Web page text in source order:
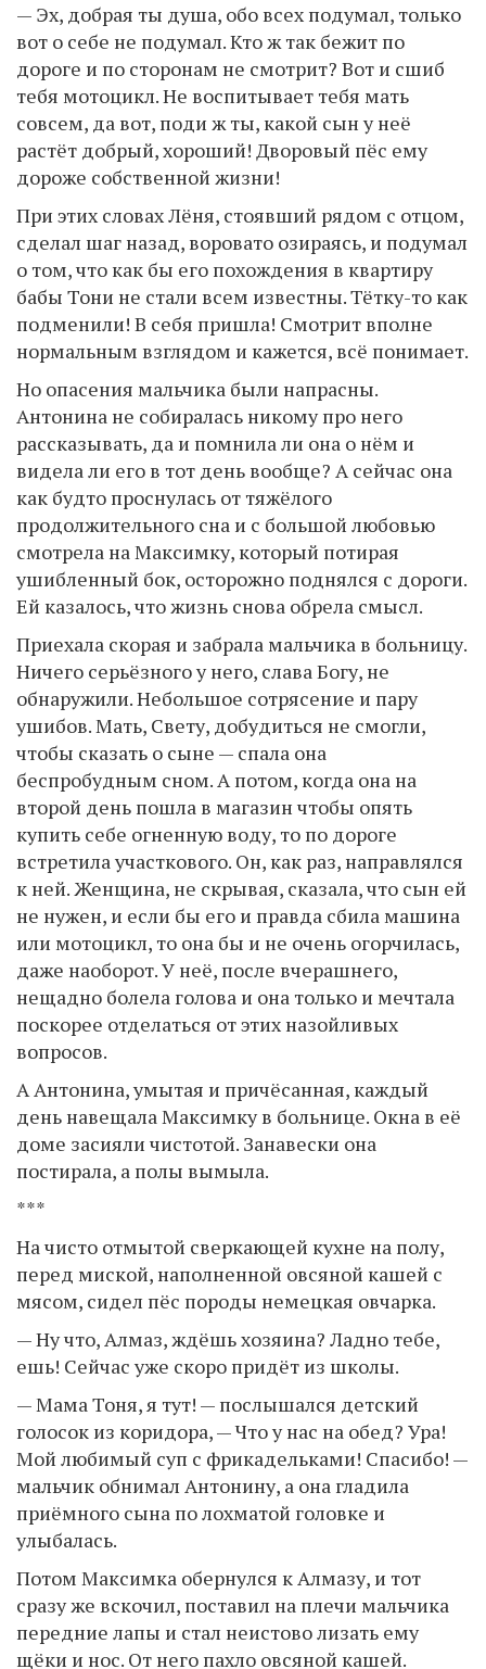
— Эх, добрая ты душа, обо всех подумал, только
вот о себе не подумал. Кто ж так бежит по
дороге и по сторонам не смотрит? Вот и сшиб
тебя мотоцикл. Не воспитывает тебя мать
совсем, да вот, поди ж ты, какой сын у неё
растёт добрый, хороший! Дворовый пёс ему
дороже собственной жизни!
При этих словах Лёня, стоявший рядом с отцом,
сделал шаг назад, воровато озираясь, и подумал
о том, что как бы его похождения в квартиру
бабы Тони не стали всем известны. Тётку-то как
подменили! В себя пришла! Смотрит вполне
нормальным взглядом и кажется, всё понимает.
Но опасения мальчика были напрасны.
Антонина не собиралась никому про него
рассказывать, да и помнила ли она о нём и
видела ли его в тот день вообще? А сейчас она
как будто проснулась от тяжёлого
продолжительного сна и с большой любовью
смотрела на Максимку, который потирая
ушибленный бок, осторожно поднялся с дороги.
Ей казалось, что жизнь снова обрела смысл.
Приехала скорая и забрала мальчика в больницу.
Ничего серьёзного у него, слава Богу, не
обнаружили. Небольшое сотрясение и пару
ушибов. Мать, Свету, добудиться не смогли,
чтобы сказать о сыне — спала она
беспробудным сном. А потом, когда она на
второй день пошла в магазин чтобы опять
купить себе огненную воду, то по дороге
встретила участкового. Он, как раз, направлялся
к ней. Женщина, не скрывая, сказала, что сын ей
не нужен, и если бы его и правда сбила машина
или мотоцикл, то она бы и не очень огорчилась,
даже наоборот. У неё, после вчерашнего,
нещадно болела голова и она только и мечтала
поскорее отделаться от этих назойливых
вопросов.
А Антонина, умытая и причёсанная, каждый
день навещала Максимку в больнице. Окна в её
доме засияли чистотой. Занавески она
постирала, а полы вымыла.
***
На чисто отмытой сверкающей кухне на полу,
перед миской, наполненной овсяной кашей с
мясом, сидел пёс породы немецкая овчарка.
— Ну что, Алмаз, ждёшь хозяина? Ладно тебе,
ешь! Сейчас уже скоро придёт из школы.
— Мама Тоня, я тут! — послышался детский
голосок из коридора, — Что у нас на обед? Ура!
Мой любимый суп с фрикадельками! Спасибо! —
мальчик обнимал Антонину, а она гладила
приёмного сына по лохматой головке и
улыбалась.
Потом Максимка обернулся к Алмазу, и тот
сразу же вскочил, поставил на плечи мальчика
передние лапы и стал неистово лизать ему
щёки и нос. От него пахло овсяной кашей.